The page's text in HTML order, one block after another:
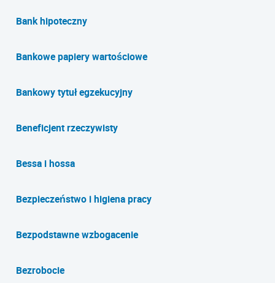
Bank hipoteczny
Bankowe papiery wartościowe
Bankowy tytuł egzekucyjny
Beneficjent rzeczywisty
Bessa i hossa
Bezpieczeństwo i higiena pracy
Bezpodstawne wzbogacenie
Bezrobocie